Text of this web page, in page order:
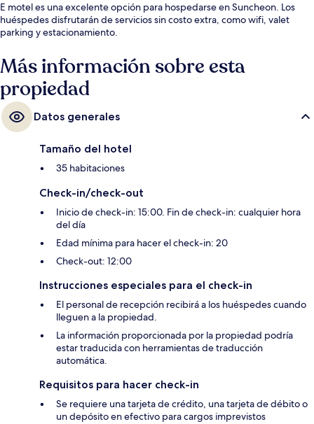
E motel es una excelente opción para hospedarse en Suncheon. Los
huéspedes disfrutarán de servicios sin costo extra, como wifi, valet
parking y estacionamiento.
Más información sobre esta
propiedad
Datos generales
Tamaño del hotel
35 habitaciones
Check-in/check-out
Inicio de check-in: 15:00. Fin de check-in: cualquier hora
del día
Edad mínima para hacer el check-in: 20
Check-out: 12:00
Instrucciones especiales para el check-in
El personal de recepción recibirá a los huéspedes cuando
lleguen a la propiedad.
La información proporcionada por la propiedad podría
estar traducida con herramientas de traducción
automática.
Requisitos para hacer check-in
Se requiere una tarjeta de crédito, una tarjeta de débito o
un depósito en efectivo para cargos imprevistos